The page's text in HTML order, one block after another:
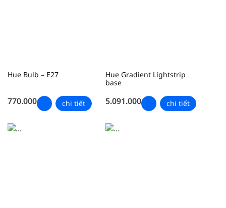
Hue Bulb – E27
770.000 chi tiết
Hue Gradient Lightstrip
base
5.091.000 chi tiết